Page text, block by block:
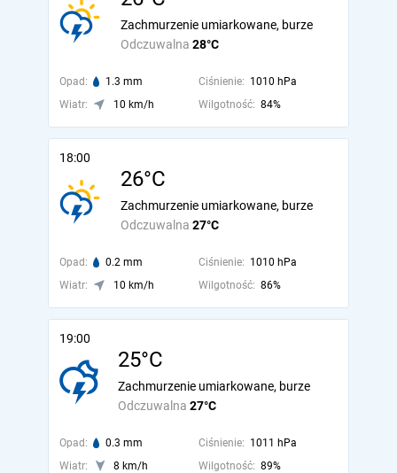
Odczuwalna 28°C
Zachmurzenie umiarkowane, burze
Opad: 1.3 mm Ciśnienie: 1010 hPa
Wiatr:
10 km/h Wilgotność: 84%
18:00
26°C
Odczuwalna 27°C
Zachmurzenie umiarkowane, burze
Opad: 0.2 mm Ciśnienie: 1010 hPa
Wiatr:
10 km/h Wilgotność: 86%
19:00
25°C
Odczuwalna 27°C
Zachmurzenie umiarkowane, burze
Opad: 0.3 mm Ciśnienie: 1011 hPa
Wiatr:
8 km/h Wilgotność: 89%